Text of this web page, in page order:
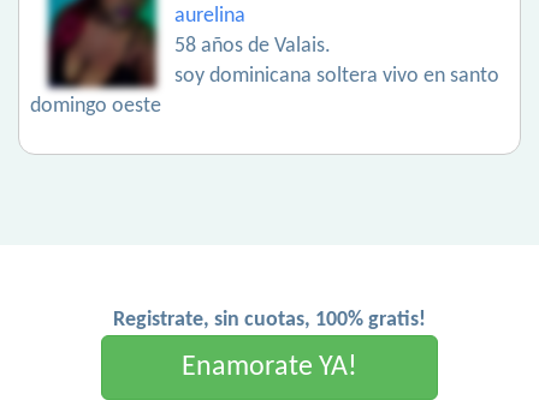
aurelina
58 años de Valais.
soy dominicana soltera vivo en santo
domingo oeste
Registrate, sin cuotas, 100% gratis!
Enamorate YA!